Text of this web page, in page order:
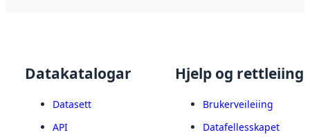
Datakatalogar
Datasett
API
Hjelp og rettleiing
Brukerveileiing
Datafellesskapet